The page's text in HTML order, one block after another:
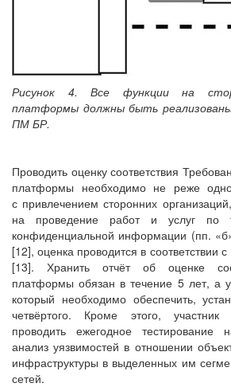
Рисунок 4. Все функции на
платформы должны быть
ПМ БР.
Проводить оценку соответствия
платформы необходимо не реже
с привлечением сторонних
на проведение работ и услуг по
конфиденциальной информации (пп.
[12], оценка проводится в соответствии
[13]. Хранить отчёт об оценке
платформы обязан в течение 5 лет, а
который необходимо обеспечить,
четвёртого. Кроме этого,
проводить ежегодное тестирование
анализ уязвимостей в отношении
инфраструктуры в выделенных им
сетей.